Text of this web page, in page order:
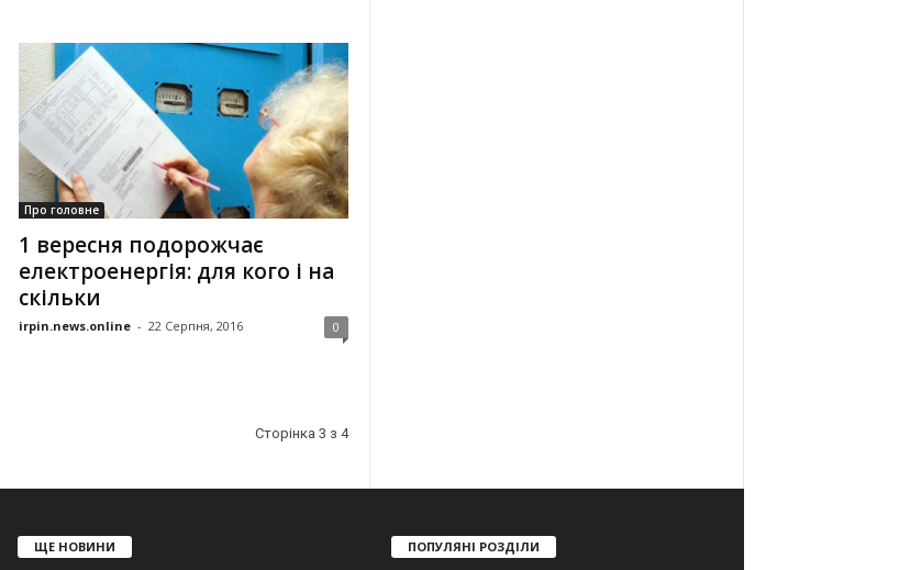
Про головне
1 вересня подорожчає
електроенергія: для кого і на
скільки
irpin.news.online - 22 Серпня, 2016 0
Сторінка 3 з 4
ЩЕ НОВИНИ ПОПУЛЯНІ РОЗДІЛИ